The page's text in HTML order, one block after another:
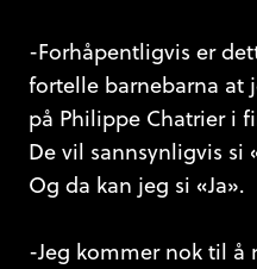
-Forhåpentligvis er
fortelle barnebarna at
på Philippe Chatrier i
De vil sannsynligvis si
Og da kan jeg si «Ja».
-Jeg kommer nok til å